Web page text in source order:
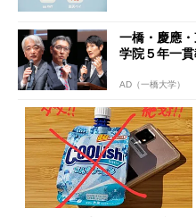
一橋・慶應
学院５年一
AD（一橋大学）